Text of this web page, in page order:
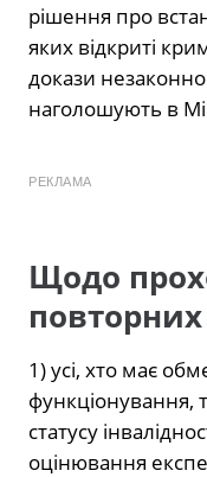
рішення про
яких відкриті
докази
наголошують в
РЕКЛАМА
Щодо
повторних
1) усі, хто має
функціонування,
статусу
оцінювання